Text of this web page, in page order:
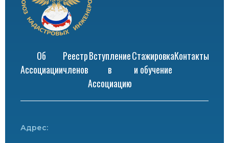
Об
Ассоциации
Реестр
членов
Вступление
в
Ассоциацию
Стажировка
и обучение
Контакты
Адрес: